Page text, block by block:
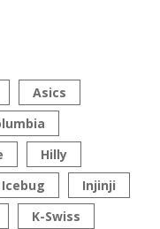
Asics
Hilly
Icebug
Injinji
K-Swiss